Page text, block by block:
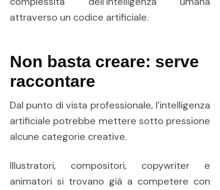
attraverso un codice artificiale.
Non basta creare: serve
raccontare
Dal punto di vista professionale, l’intelligenza
artificiale potrebbe mettere sotto pressione
alcune categorie creative.
Illustratori, compositori, copywriter e
animatori si trovano già a competere con